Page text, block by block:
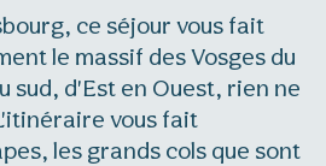
ce séjour vous fait
le massif des Vosges du
sud, d'Est en Ouest, rien ne
vous fait
les grands cols que sont